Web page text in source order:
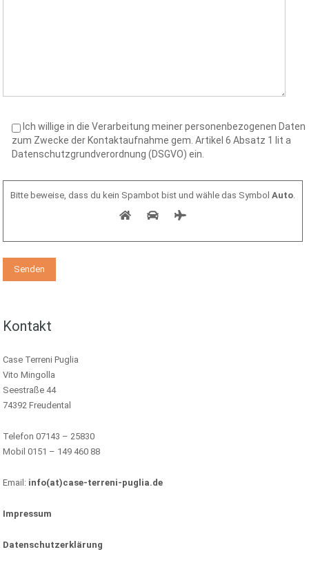
Ich willige in die Verarbeitung meiner personenbezogenen Daten
zum Zwecke der Kontaktaufnahme gem. Artikel 6 Absatz 1 lit a
Datenschutzgrundverordnung (DSGVO) ein.
Bitte beweise, dass du kein Spambot bist und wähle das Symbol Auto
Kontakt
Case Terreni Puglia
Vito Mingolla
Seestraße 44
74392 Freudental
Telefon 07143 – 25830
Mobil 0151 – 149 460 88
Email: info(at)case-terreni-puglia.de
Impressum
Datenschutzerklärung